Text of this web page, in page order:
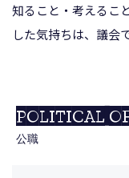
知ること・考えるこ
した気持ちは、議会
POLITICAL
公職